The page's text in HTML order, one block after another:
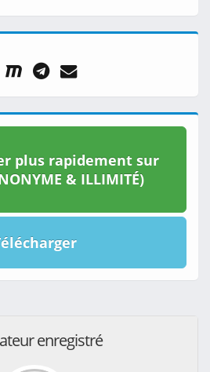
plus rapidement sur
& ILLIMITÉ)
enregistré